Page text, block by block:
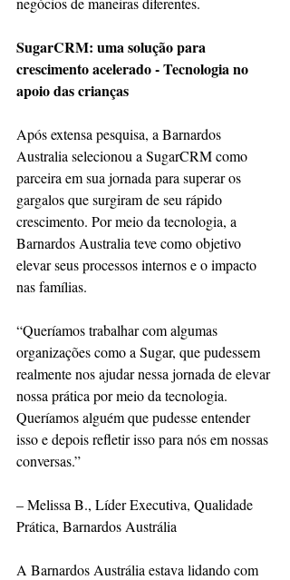
SugarCRM: uma solução para
crescimento acelerado - Tecnologia no
apoio das crianças
Após extensa pesquisa, a Barnardos
Australia selecionou a SugarCRM como
parceira em sua jornada para superar os
gargalos que surgiram de seu rápido
crescimento. Por meio da tecnologia, a
Barnardos Australia teve como objetivo
elevar seus processos internos e o impacto
nas famílias.
“Queríamos trabalhar com algumas
organizações como a Sugar, que pudessem
realmente nos ajudar nessa jornada de elevar
nossa prática por meio da tecnologia.
Queríamos alguém que pudesse entender
isso e depois refletir isso para nós em nossas
conversas.”
– Melissa B., Líder Executiva, Qualidade
Prática, Barnardos Austrália
A Barnardos Austrália estava lidando com